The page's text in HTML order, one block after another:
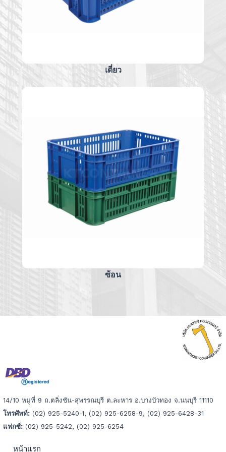
เดี่ยว
ซ้อน
14/10 หมู่ที่ 9 ถ.ตลิ่งชัน-สุพรรณบุรี ต.ละหาร อ.บางบัวทอง จ.นนบุรี 11110
โทรศัพท์: (02) 925-5240-1, (02) 925-6258-9, (02) 925-6428-31
แฟกซ์: (02) 925-5242, (02) 925-6254
หน้าแรก